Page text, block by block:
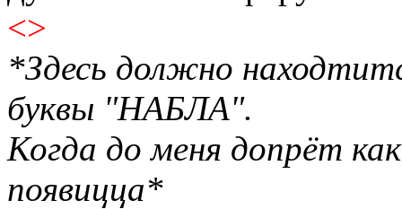
<>
*Здесь должно
буквы "НАБЛА".
Когда до меня допрёт
появицца*